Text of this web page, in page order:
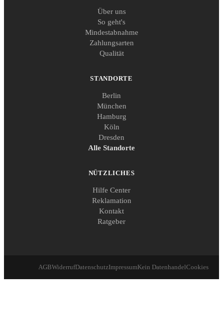
Über uns
So geht's
Mindestabnahme
Zahlungsarten
Qualität
STANDORTE
Berlin
München
Hamburg
Köln
Dresden
Alle Standorte
NÜTZLICHES
Hilfe Center
Reklamation
Kontakt
Ratgeber
AGBWiderrufDatenschutzImpressumKein DatenhandelCookies